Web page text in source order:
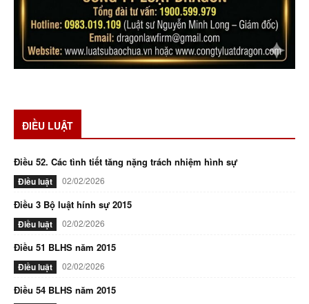
ĐIỀU LUẬT
Điều 52. Các tình tiết tăng nặng trách nhiệm hình sự
Điều luật 02/02/2026
Điều 3 Bộ luật hính sự 2015
Điều luật 02/02/2026
Điều 51 BLHS năm 2015
Điều luật 02/02/2026
Điều 54 BLHS năm 2015